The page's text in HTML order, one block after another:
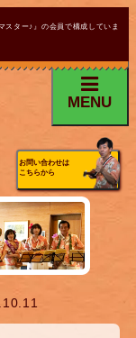
スター♪』の会員で構成していま
MENU
お問い合わせは
こちらから